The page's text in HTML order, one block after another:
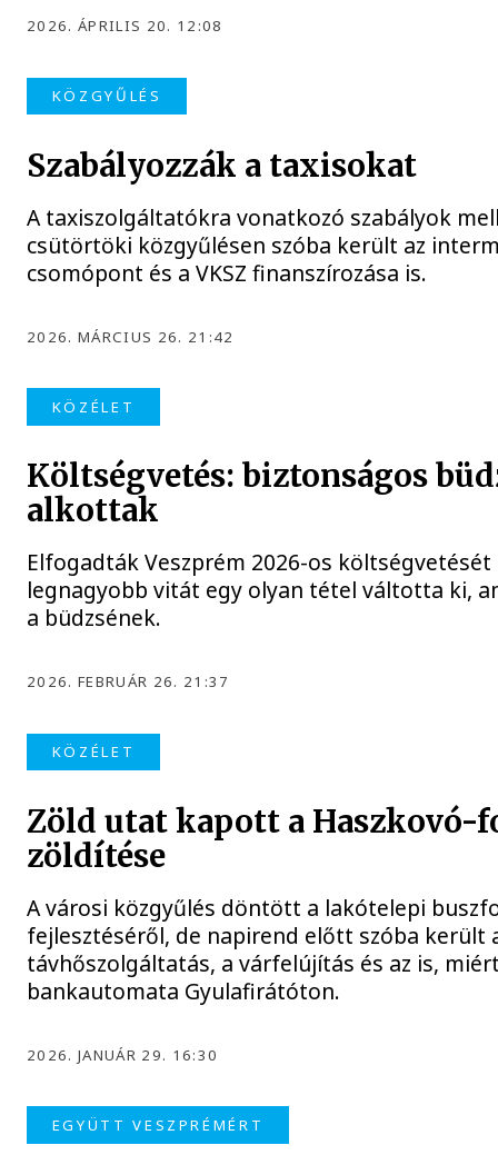
2026. ÁPRILIS 20. 12:08
KÖZGYŰLÉS
Szabályozzák a taxisokat
A taxiszolgáltatókra vonatkozó szabályok
csütörtöki közgyűlésen szóba került az
csomópont és a VKSZ finanszírozása is.
2026. MÁRCIUS 26. 21:42
KÖZÉLET
Költségvetés: biztonságos
alkottak
Elfogadták Veszprém 2026-os
legnagyobb vitát egy olyan tétel váltotta ki,
a büdzsének.
2026. FEBRUÁR 26. 21:37
KÖZÉLET
Zöld utat kapott a Haszkovó-
zöldítése
A városi közgyűlés döntött a lakótelepi
fejlesztéséről, de napirend előtt szóba került
távhőszolgáltatás, a várfelújítás és az is,
bankautomata Gyulafirátóton.
2026. JANUÁR 29. 16:30
EGYÜTT VESZPRÉMÉRT